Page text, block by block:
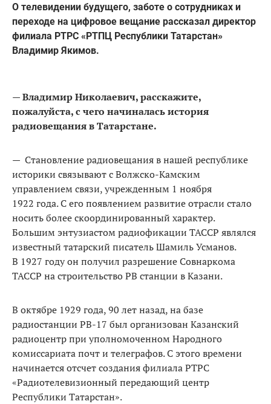
О телевидении будущего, заботе о сотрудниках и
переходе на цифровое вещание рассказал директор
филиала РТРС «РТПЦ Республики Татарстан»
Владимир Якимов.
—Владимир Николаевич, расскажите,
пожалуйста, с чего начиналась история
радиовещания в Татарстане.
— Становление радиовещания в нашей республике
историки связывают с Волжско-Камским
управлением связи, учрежденным 1 ноября
1922 года. С его появлением развитие отрасли стало
носить более скоординированный характер.
Большим энтузиастом радиофикации ТАССР являлся
известный татарский писатель Шамиль Усманов.
В 1927 году он получил разрешение Совнаркома
ТАССР на строительство РВ станции в Казани.
В октябре 1929 года, 90 лет назад, на базе
радиостанции РВ-17 был организован Казанский
радиоцентр при уполномоченном Народного
комиссариата почт и телеграфов. С этого времени
начинается отсчет создания филиала РТРС
«Радиотелевизионный передающий центр
Республики Татарстан».